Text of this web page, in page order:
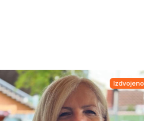
Izdvojeno